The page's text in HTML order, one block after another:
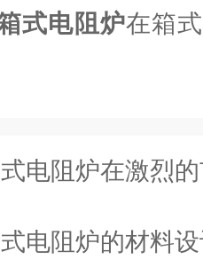
式电阻炉在箱
电阻炉在激烈
电阻炉的材料